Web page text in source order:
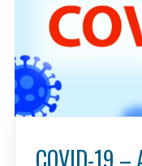
COVID-19 –